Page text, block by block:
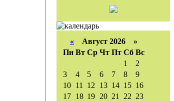
« Август 2026 »
Пн Вт Ср Чт Пт Сб Вс
1
2
3
4 5 6 7 8
9
10 11 12 13 14 15 16
17 18 19 20 21 22 23